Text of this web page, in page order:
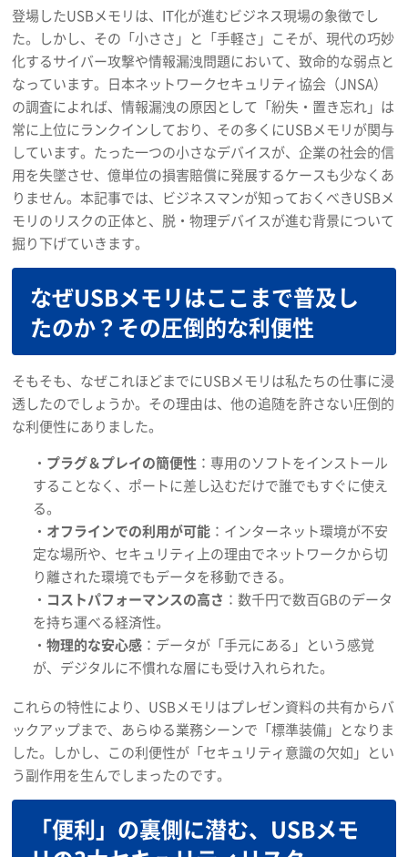
登場したUSBメモリは、IT化が進むビジネス現場の象徴でし
た。しかし、その「小ささ」と「手軽さ」こそが、現代の巧妙
化するサイバー攻撃や情報漏洩問題において、致命的な弱点と
なっています。日本ネットワークセキュリティ協会（JNSA）
の調査によれば、情報漏洩の原因として「紛失・置き忘れ」は
常に上位にランクインしており、その多くにUSBメモリが関与
しています。たった一つの小さなデバイスが、企業の社会的信
用を失墜させ、億単位の損害賠償に発展するケースも少なくあ
りません。本記事では、ビジネスマンが知っておくべきUSBメ
モリのリスクの正体と、脱・物理デバイスが進む背景について
掘り下げていきます。
なぜUSBメモリはここまで普及し
たのか？その圧倒的な利便性
そもそも、なぜこれほどまでにUSBメモリは私たちの仕事に浸
透したのでしょうか。その理由は、他の追随を許さない圧倒的
な利便性にありました。
・ プラグ＆プレイの簡便性 ：専用のソフトをインストール
することなく、ポートに差し込むだけで誰でもすぐに使え
る。
・ オフラインでの利用が可能：インターネット環境が不安
定な場所や、セキュリティ上の理由でネットワークから切
り離された環境でもデータを移動できる。
・ コストパフォーマンスの高さ ：数千円で数百GBのデータ
を持ち運べる経済性。
・ 物理的な安心感：データが「手元にある」という感覚
が、デジタルに不慣れな層にも受け入れられた。
これらの特性により、USBメモリはプレゼン資料の共有からバ
ックアップまで、あらゆる業務シーンで「標準装備」となりま
した。しかし、この利便性が「セキュリティ意識の欠如」とい
う副作用を生んでしまったのです。
「便利」の裏側に潜む、USBメモ